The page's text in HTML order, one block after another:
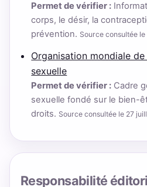
Permet de vérifier :
corps, le désir, la
prévention. Source consultée
Organisation mondiale
sexuelle
Permet de vérifier : Cadre
sexuelle fondé sur le bien-
droits. Source consultée le 27
Responsabilité